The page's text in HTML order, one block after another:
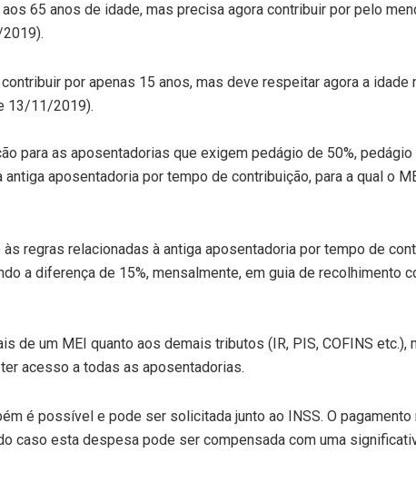
65 anos de idade, mas precisa agora contribuir por pelo
por apenas 15 anos, mas deve respeitar agora a idade
13/11/2019).
para as aposentadorias que exigem pedágio de 50%, pedágio
aposentadoria por tempo de contribuição, para a qual o
regras relacionadas à antiga aposentadoria por tempo de
a diferença de 15%, mensalmente, em guia de recolhimento
de um MEI quanto aos demais tributos (IR, PIS, COFINS etc.),
acesso a todas as aposentadorias.
é possível e pode ser solicitada junto ao INSS. O pagamento
caso esta despesa pode ser compensada com uma